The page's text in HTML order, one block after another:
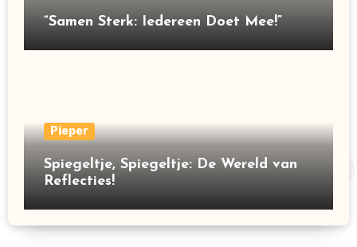
“Samen Sterk: Iedereen Doet Mee!”
Pieper
Spiegeltje, Spiegeltje: De Wereld van
Reflecties!